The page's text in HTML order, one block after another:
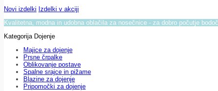
Novi izdelki Izdelki v akciji
Kvalitetna, modna in udobna oblačila za nosečnice - za dobro počutje
Kategorija Dojenje
Majice za dojenje
Prsne črpalke
Oblikovanje postave
Spalne srajce in pižame
Blazine za dojenje
Pripomočki za dojenje